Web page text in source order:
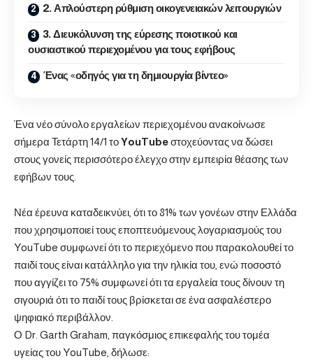
2. Απλούστερη ρύθμιση οικογενειακών λειτουργιών
3. Διευκόλυνση της εύρεσης ποιοτικού και
ουσιαστικού περιεχομένου για τους εφήβους
Ένας «οδηγός για τη δημιουργία βίντεο»
Ένα νέο σύνολο εργαλείων περιεχομένου ανακοίνωσε
σήμερα Τετάρτη 14/1 τοYouTubeστοχεύοντας να δώσει
στους γονείς περισσότερο έλεγχο στην εμπειρία θέασης των
εφήβων τους.
Νέα έρευνα καταδεικνύει, ότι το 81% των γονέων στην Ελλάδα
που χρησιμοποιεί τους εποπτευόμενους λογαριασμούς του
YouTube συμφωνεί ότι το περιεχόμενο που παρακολουθεί το
παιδί τους είναι κατάλληλο για την ηλικία του, ενώ ποσοστό
που αγγίζει το 75% συμφωνεί ότι τα εργαλεία τους δίνουν τη
σιγουριά ότι το παιδί τους βρίσκεται σε ένα ασφαλέστερο
ψηφιακό περιβάλλον.
Ο Dr. Garth Graham, παγκόσμιος επικεφαλής του τομέα
υγείας του YouTube, δήλωσε: